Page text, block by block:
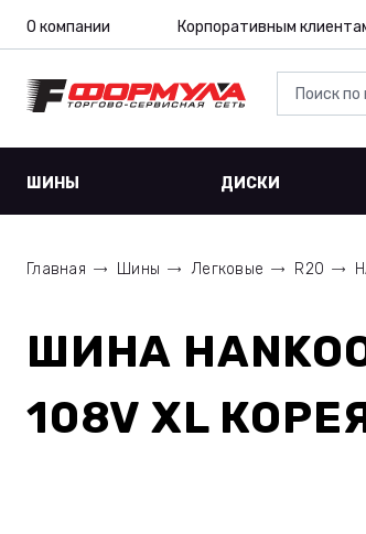
О компании Корпоративным
ШИНЫ ДИСКИ
Главная Шины Легковые R20
ШИНА
108V XL